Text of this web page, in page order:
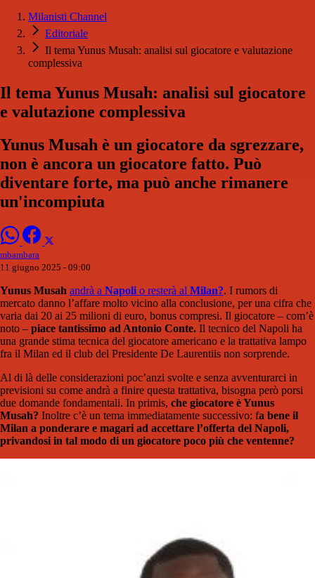
Milanisti Channel
Editoriale
Il tema Yunus Musah: analisi sul giocatore e valutazione
complessiva
Il tema Yunus Musah: analisi sul giocatore
e valutazione complessiva
Yunus Musah è un giocatore da sgrezzare,
non è ancora un giocatore fatto. Può
diventare forte, ma può anche rimanere
un'incompiuta
mbambara
11 giugno 2025 - 09:00
Yunus Musah andrà a Napoli o resterà al Milan?. I rumors di
mercato danno l’affare molto vicino alla conclusione, per una cifra che
varia dai 20 ai 25 milioni di euro, bonus compresi. Il giocatore – com’è
noto – piace tantissimo ad Antonio Conte. Il tecnico del Napoli ha
una grande stima tecnica del giocatore americano e la trattativa lampo
fra il Milan ed il club del Presidente De Laurentiis non sorprende.
Al di là delle considerazioni poc’anzi svolte e senza avventurarci in
previsioni su come andrà a finire questa trattativa, bisogna però porsi
due domande fondamentali. In primis, che giocatore è Yunus
Musah? Inoltre c’è un tema immediatamente successivo: fa bene il
Milan a ponderare e magari ad accettare l’offerta del Napoli,
privandosi in tal modo di un giocatore poco più che ventenne?